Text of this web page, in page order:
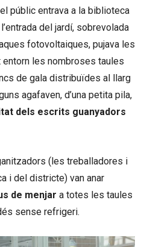
públic entrava a la biblioteca
del jardí, sobrevolada
fotovoltaiques, pujava les
entorn les nombroses taules
de gala distribuïdes al llarg
agafaven, d’una petita pila,
dels escrits guanyadors
(les treballadores i
i del districte) van anar
de menjar a totes les taules
sense refrigeri.